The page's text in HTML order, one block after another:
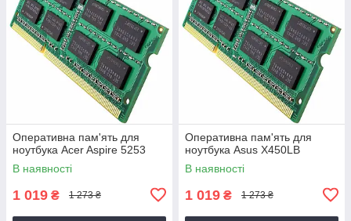
Оперативна пам'ять для
ноутбука Acer Aspire 5253
В наявності
1 019 ₴ 1 273 ₴
Оперативна пам'ять для
ноутбука Asus X450LB
В наявності
1 019 ₴ 1 273 ₴